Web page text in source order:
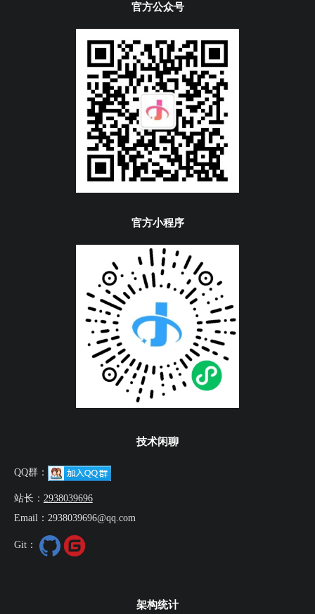
官方公众号
官方小程序
技术闲聊
QQ群：
站长： 2938039696
Email：2938039696@qq.com
Git：
架构统计